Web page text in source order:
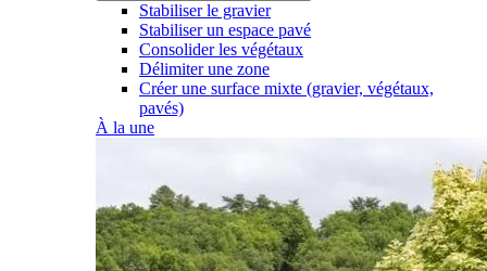
Stabiliser le gravier
Stabiliser un espace pavé
Consolider les végétaux
Délimiter une zone
Créer une surface mixte (gravier, végétaux,
pavés)
À la une